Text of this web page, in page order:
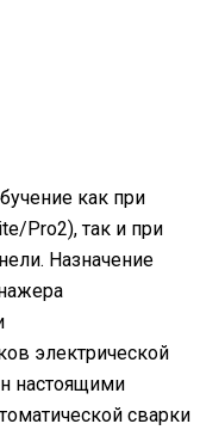
как при
Pro2), так и при
Назначение
электрической
настоящими
сварки